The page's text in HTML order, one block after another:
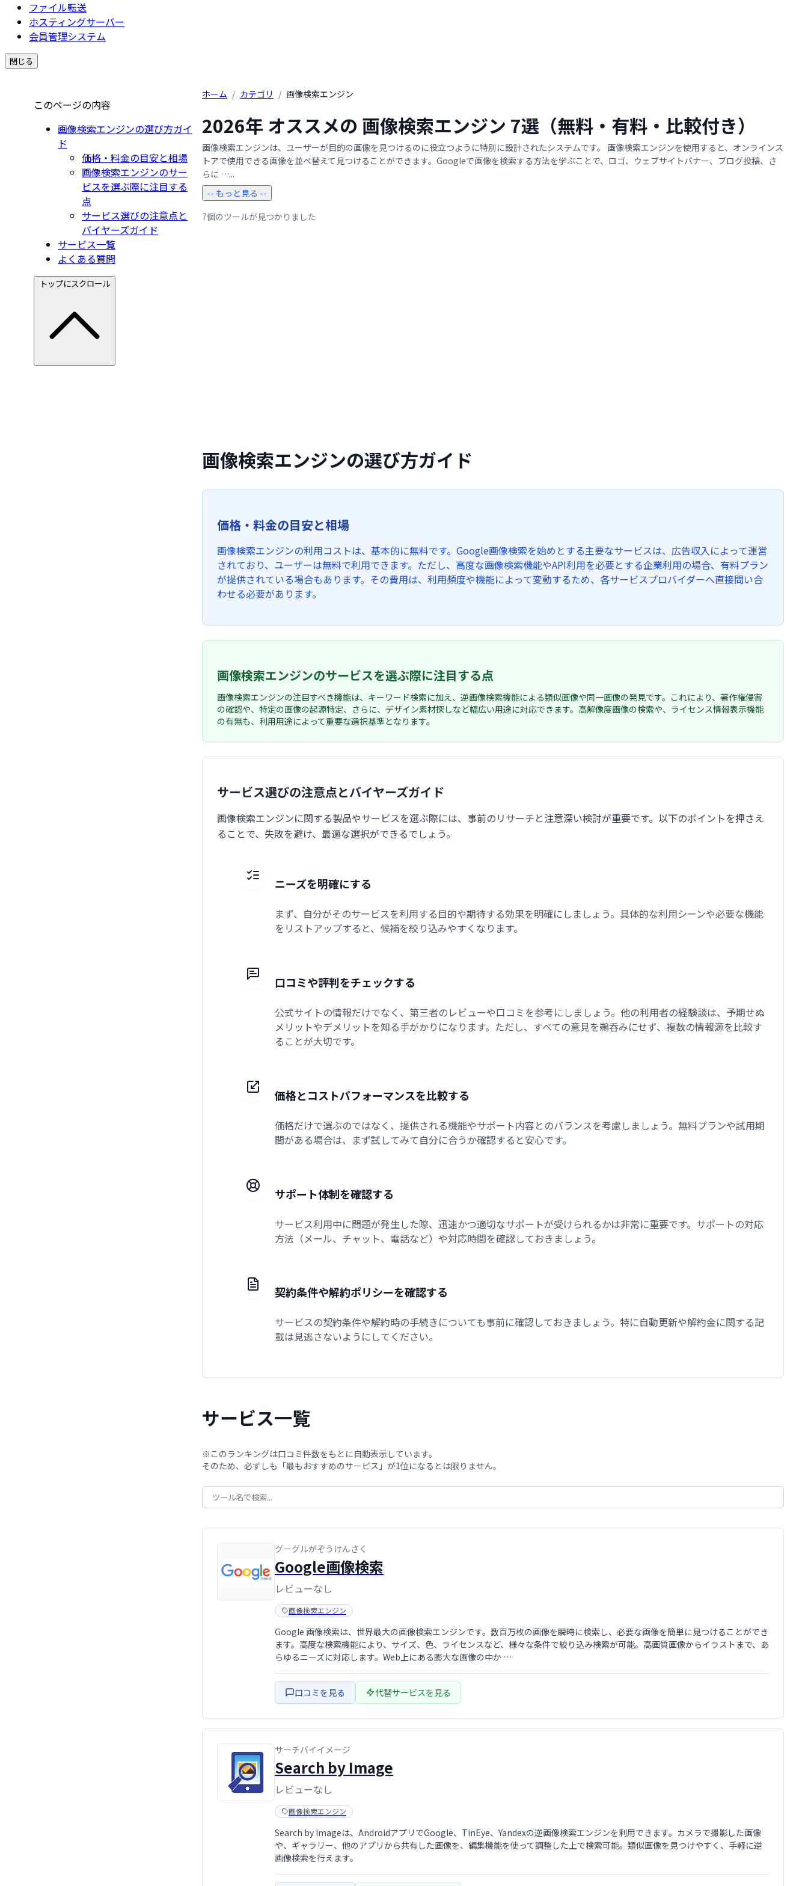
ファイル転送
ホスティングサーバー
会員管理システム
閉じる
このページの内容
画像検索エンジンの選び方ガイ
ド
価格・料金の目安と相場
画像検索エンジンのサー
ビスを選ぶ際に注目する
点
サービス選びの注意点と
バイヤーズガイド
サービス一覧
よくある質問
トップにスクロール
ホーム / カテゴリ / 画像検索エンジン
2026年 オススメの 画像検索エンジン 7選（無料・有料・比較付き）
画像検索エンジンは、ユーザーが目的の画像を見つけるのに役立つように特別に設計されたシステムです。 画像検索エンジンを使用すると、オンラインス
トアで使用できる画像を並べ替えて見つけることができます。Googleで画像を検索する方法を学ぶことで、ロゴ、ウェブサイトバナー、ブログ投稿、さ
らに …...
-- もっと見る --
7個のツールが見つかりました
画像検索エンジンの選び方ガイド
価格・料金の目安と相場
画像検索エンジンの利用コストは、基本的に無料です。Google画像検索を始めとする主要なサービスは、広告収入によって運営
されており、ユーザーは無料で利用できます。ただし、高度な画像検索機能やAPI利用を必要とする企業利用の場合、有料プラン
が提供されている場合もあります。その費用は、利用頻度や機能によって変動するため、各サービスプロバイダーへ直接問い合
わせる必要があります。
画像検索エンジンのサービスを選ぶ際に注目する点
画像検索エンジンの注目すべき機能は、キーワード検索に加え、逆画像検索機能による類似画像や同一画像の発見です。これにより、著作権侵害
の確認や、特定の画像の起源特定、さらに、デザイン素材探しなど幅広い用途に対応できます。高解像度画像の検索や、ライセンス情報表示機能
の有無も、利用用途によって重要な選択基準となります。
サービス選びの注意点とバイヤーズガイド
画像検索エンジンに関する製品やサービスを選ぶ際には、事前のリサーチと注意深い検討が重要です。以下のポイントを押さえ
ることで、失敗を避け、最適な選択ができるでしょう。
ニーズを明確にする
まず、自分がそのサービスを利用する目的や期待する効果を明確にしましょう。具体的な利用シーンや必要な機能
をリストアップすると、候補を絞り込みやすくなります。
口コミや評判をチェックする
公式サイトの情報だけでなく、第三者のレビューや口コミを参考にしましょう。他の利用者の経験談は、予期せぬ
メリットやデメリットを知る手がかりになります。ただし、すべての意見を鵜呑みにせず、複数の情報源を比較す
ることが大切です。
価格とコストパフォーマンスを比較する
価格だけで選ぶのではなく、提供される機能やサポート内容とのバランスを考慮しましょう。無料プランや試用期
間がある場合は、まず試してみて自分に合うか確認すると安心です。
サポート体制を確認する
サービス利用中に問題が発生した際、迅速かつ適切なサポートが受けられるかは非常に重要です。サポートの対応
方法（メール、チャット、電話など）や対応時間を確認しておきましょう。
契約条件や解約ポリシーを確認する
サービスの契約条件や解約時の手続きについても事前に確認しておきましょう。特に自動更新や解約金に関する記
載は見逃さないようにしてください。
サービス一覧
※このランキングは口コミ件数をもとに自動表示しています。
そのため、必ずしも「最もおすすめのサービス」が1位になるとは限りません。
グーグルがぞうけんさく
Google画像検索
レビューなし
画像検索エンジン
Google 画像検索は、世界最大の画像検索エンジンです。数百万枚の画像を瞬時に検索し、必要な画像を簡単に見つけることができ
ます。高度な検索機能により、サイズ、色、ライセンスなど、様々な条件で絞り込み検索が可能。高画質画像からイラストまで、あ
らゆるニーズに対応します。Web上にある膨大な画像の中か …
口コミを見る 代替サービスを見る
サーチバイイメージ
Search by Image
レビューなし
画像検索エンジン
Search by Imageは、AndroidアプリでGoogle、TinEye、Yandexの逆画像検索エンジンを利用できます。カメラで撮影した画像
や、ギャラリー、他のアプリから共有した画像を、編集機能を使って調整した上で検索可能。類似画像を見つけやすく、手軽に逆
画像検索を行えます。